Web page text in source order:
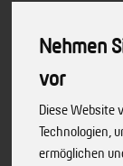
Nehmen
vor
Diese Website
Technologien,
ermöglichen